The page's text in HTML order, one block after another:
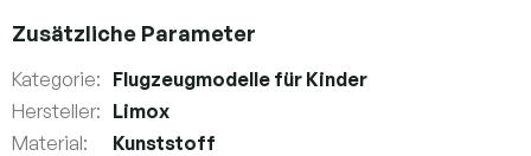
Zusätzliche Parameter
Kategorie: Flugzeugmodelle für Kinder
Hersteller: Limox
Material: Kunststoff